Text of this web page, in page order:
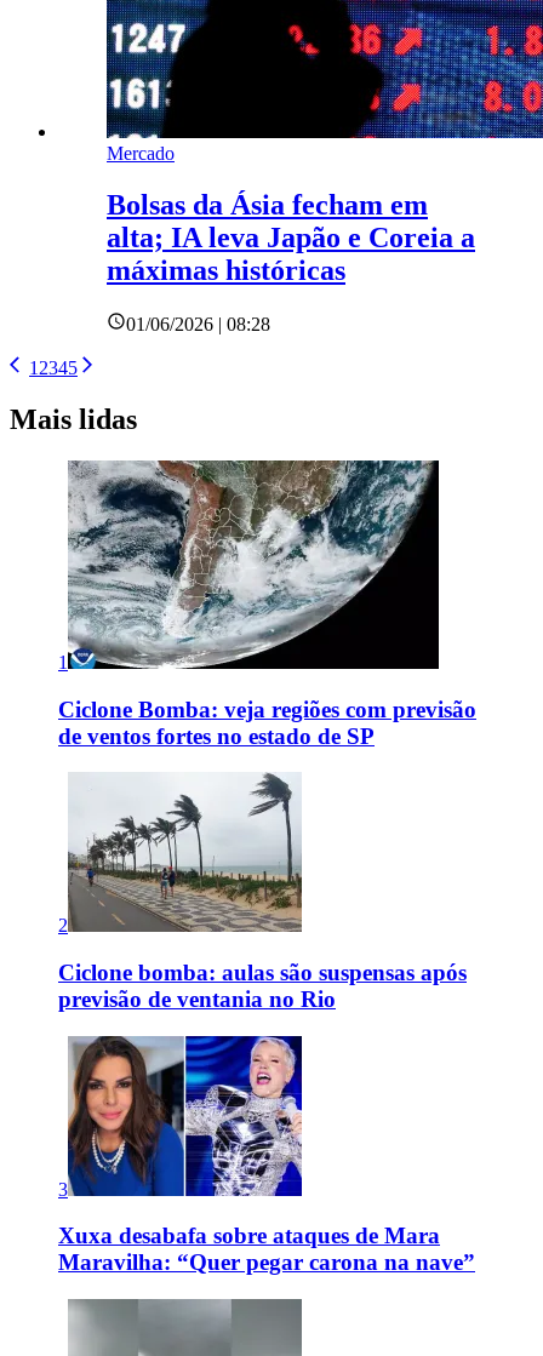
Mercado
Bolsas da Ásia fecham em
alta; IA leva Japão e Coreia a
máximas históricas
01/06/2026 | 08:28
1 2345
Mais lidas
1
Ciclone Bomba: veja regiões com previsão
de ventos fortes no estado de SP
2
Ciclone bomba: aulas são suspensas após
previsão de ventania no Rio
3
Xuxa desabafa sobre ataques de Mara
Maravilha: “Quer pegar carona na nave”